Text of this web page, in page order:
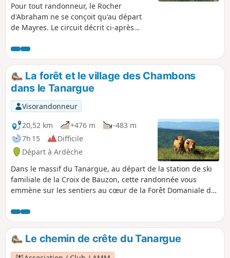
Pour tout randonneur, le Rocher
d'Abraham ne se conçoit qu'au départ
de Mayres. Le circuit décrit ci-après
souhaitent parvenir à ce sommet avec
un effort moindre. Il est réalisable sur
une après-midi, ne présente guère de
difficultés, mis à part l'ascension finale,
et permet de bénéficier de vastes et
magnifiques paysages tout au long du
parcours.
La forêt et le village des Chambons
dans le Tanargue
Visorandonneur
20,52 km
+476 m
-483 m
7h 15
Difficile
Départ à Ardèche
Dans le massif du Tanargue, au départ de la station de ski
familiale de la Croix de Bauzon, cette randonnée vous
emmène sur les sentiers au cœur de la Forêt Domaniale des
Le chemin de crête du Tanargue